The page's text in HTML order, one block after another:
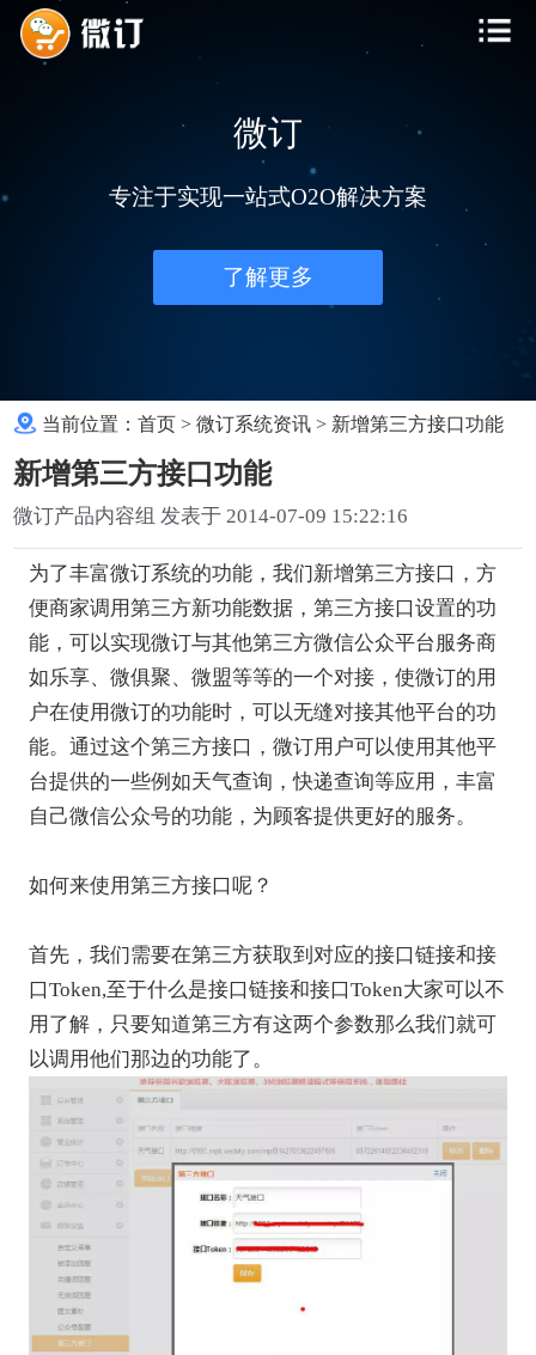
微订
专注于实现一站式O2O解决方案
了解更多
当前位置：首页 >微订系统资讯 > 新增第三方接口功能
新增第三方接口功能
微订产品内容组 发表于 2014-07-09 15:22:16
为了丰富微订系统的功能，我们新增第三方接口，方
便商家调用第三方新功能数据，第三方接口设置的功
能，可以实现微订与其他第三方微信公众平台服务商
如乐享、微俱聚、微盟等等的一个对接，使微订的用
户在使用微订的功能时，可以无缝对接其他平台的功
能。通过这个第三方接口，微订用户可以使用其他平
台提供的一些例如天气查询，快递查询等应用，丰富
自己微信公众号的功能，为顾客提供更好的服务。
如何来使用第三方接口呢？
首先，我们需要在第三方获取到对应的接口链接和接
口Token,至于什么是接口链接和接口Token大家可以不
用了解，只要知道第三方有这两个参数那么我们就可
以调用他们那边的功能了。